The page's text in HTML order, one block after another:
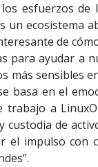
los esfuerzos
un ecosistema
de
para ayudar a
más sensibles
basa en el
trabajo a
custodia de
el impulso con